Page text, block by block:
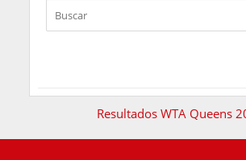
Resultados WTA Queens